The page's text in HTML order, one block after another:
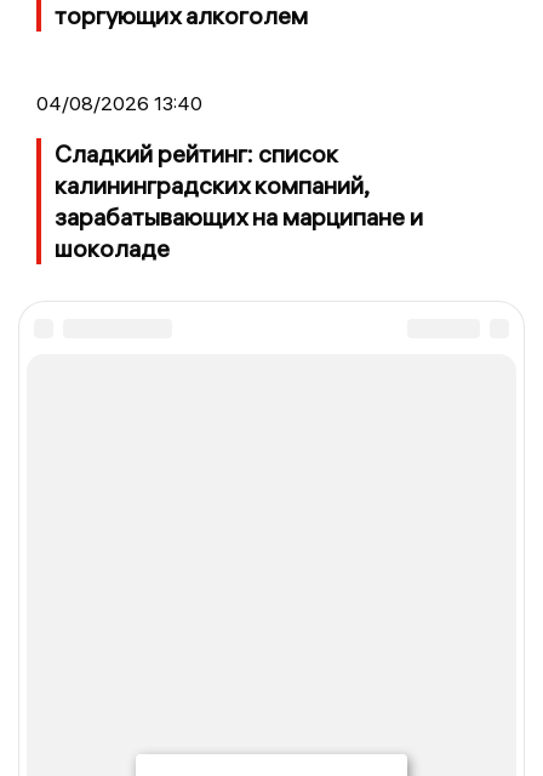
торгующих алкоголем
04/08/2026 13:40
Сладкий рейтинг: список
калининградских компаний,
зарабатывающих на марципане и
шоколаде